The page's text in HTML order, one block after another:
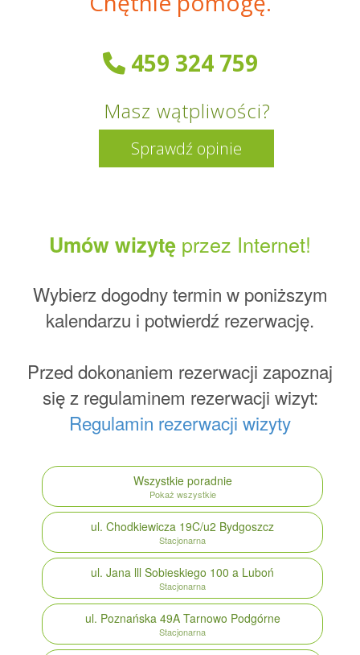
459 324 759
Masz wątpliwości?
Sprawdź opinie
Umów wizytę przez Internet!
Wybierz dogodny termin w poniższym
kalendarzu i potwierdź rezerwację.
Przed dokonaniem rezerwacji zapoznaj
się z regulaminem rezerwacji wizyt:
Regulamin rezerwacji wizyty
Wszystkie poradnie
Pokaż wszystkie
ul. Chodkiewicza 19C/u2 Bydgoszcz
Stacjonarna
ul. Jana lll Sobieskiego 100 a Luboń
Stacjonarna
ul. Poznańska 49A Tarnowo Podgórne
Stacjonarna